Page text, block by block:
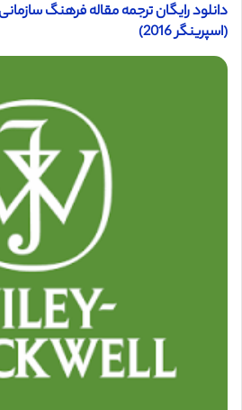
دانلود رایگان ترجمه مقاله فرهنگ
(اسپرینگر 2016)